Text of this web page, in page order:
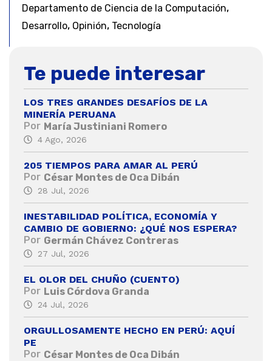
Departamento de Ciencia de la Computación,
Desarrollo, Opinión, Tecnología
Te puede interesar
LOS TRES GRANDES DESAFÍOS DE LA
MINERÍA PERUANA
Por María Justiniani Romero
4 Ago, 2026
205 TIEMPOS PARA AMAR AL PERÚ
Por César Montes de Oca Dibán
28 Jul, 2026
INESTABILIDAD POLÍTICA, ECONOMÍA Y
CAMBIO DE GOBIERNO: ¿QUÉ NOS ESPERA?
Por Germán Chávez Contreras
27 Jul, 2026
EL OLOR DEL CHUÑO (CUENTO)
Por Luis Córdova Granda
24 Jul, 2026
ORGULLOSAMENTE HECHO EN PERÚ: AQUÍ
PE
Por César Montes de Oca Dibán